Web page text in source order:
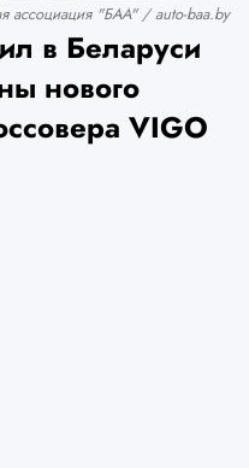
ассоциация "БАА" / auto-baa.by
в Беларуси
нового
VIGO